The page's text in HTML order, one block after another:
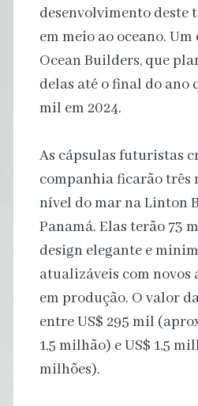
desenvolvimento deste
em meio ao oceano. Um
Ocean Builders, que
delas até o final do ano
mil em 2024.
As cápsulas futuristas
companhia ficarão três
nível do mar na Linton
Panamá. Elas terão 73
design elegante e
atualizáveis com
em produção. O valor
entre US$ 295 mil
1,5 milhão) e US$ 1,5
milhões).